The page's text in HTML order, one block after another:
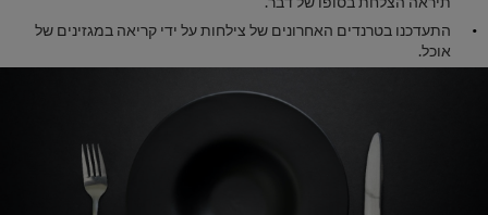
התעדכנו בטרנדים האחרונים של צילחות על ידי קריאה במגזינים של
אוכל.